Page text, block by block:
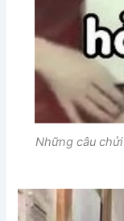
Những câu